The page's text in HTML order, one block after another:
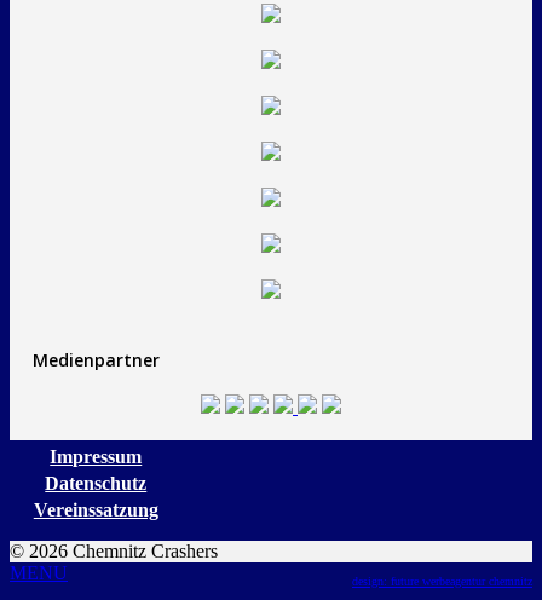
Medienpartner
Impressum
Datenschutz
Vereinssatzung
© 2026 Chemnitz Crashers
design: future werbeagentur chemnitz
MENU